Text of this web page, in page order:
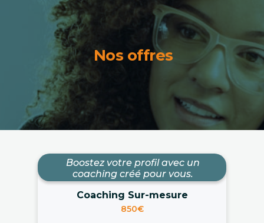
Nos offres
Boostez votre profil avec un
coaching créé pour vous.
Coaching Sur-mesure
850€